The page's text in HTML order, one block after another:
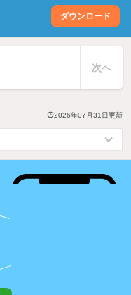
ダウンロード
次へ
2026年07月31日更新